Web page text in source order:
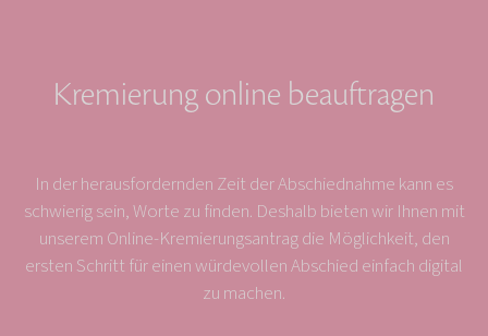
Kremierung online beauftragen
In der herausfordernden Zeit der Abschiednahme kann es
schwierig sein, Worte zu finden. Deshalb bieten wir Ihnen mit
unserem Online-Kremierungsantrag die Möglichkeit, den
ersten Schritt für einen würdevollen Abschied einfach digital
zu machen.